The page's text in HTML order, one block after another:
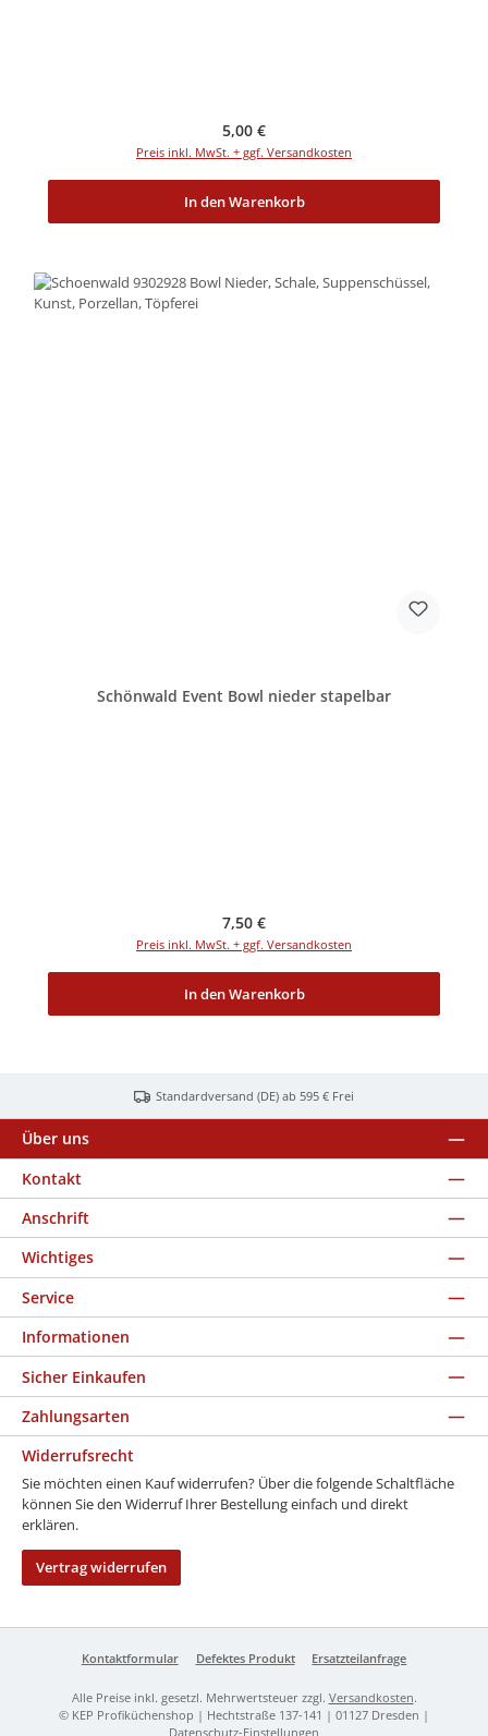
Regulärer Preis:
5,00 €
Preis inkl. MwSt. + ggf. Versandkosten
In den Warenkorb
Schönwald Event Bowl nieder stapelbar
Regulärer Preis:
7,50 €
Preis inkl. MwSt. + ggf. Versandkosten
In den Warenkorb
Standardversand (DE) ab 595 € Frei
Über uns
Kontakt
Anschrift
Wichtiges
Service
Informationen
Sicher Einkaufen
Zahlungsarten
Widerrufsrecht
Sie möchten einen Kauf widerrufen? Über die folgende Schaltfläche
können Sie den Widerruf Ihrer Bestellung einfach und direkt
erklären.
Vertrag widerrufen
Kontaktformular Defektes Produkt Ersatzteilanfrage
Alle Preise inkl. gesetzl. Mehrwertsteuer zzgl. Versandkosten.
© KEP Profiküchenshop | Hechtstraße 137-141 | 01127 Dresden |
Datenschutz-Einstellungen